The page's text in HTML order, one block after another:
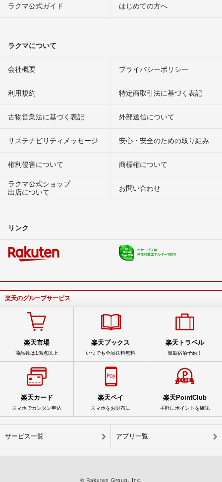
ラクマ公式ガイド はじめての方へ
ラクマについて
会社概要 プライバシーポリシー
利用規約 特定商取引法に基づく表記
古物営業法に基づく表記 外部送信について
サステナビリティメッセージ 安心・安全のための取り組み
権利侵害について
商標権について
ラクマ公式ショップ
出店について
お問い合わせ
リンク
楽天のグループサービス
楽天市場
商品数は1億点以上
楽天ブックス
いつでも全品送料無料
楽天トラベル
簡単宿泊予約！
楽天カード
スマホでカンタン申込
楽天ペイ
スマホをお財布に
楽天PointClub
手軽にポイントを確認
サービス一覧 アプリ一覧
© Rakuten Group, Inc.